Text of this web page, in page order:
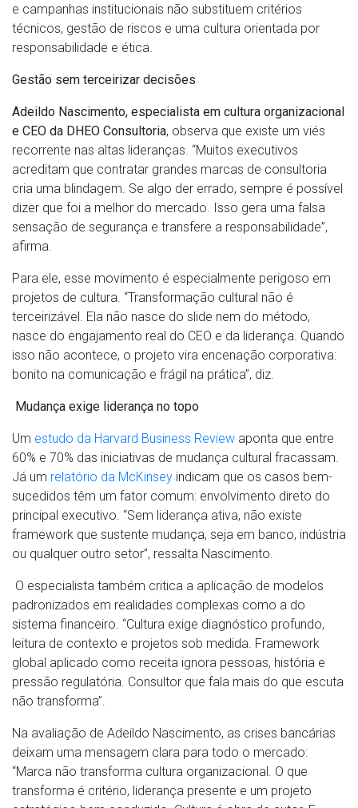
e campanhas institucionais não substituem critérios
técnicos, gestão de riscos e uma cultura orientada por
responsabilidade e ética.
Gestão sem terceirizar decisões
Adeildo Nascimento, especialista em cultura organizacional
e CEO da DHEO Consultoria, observa que existe um viés
recorrente nas altas lideranças. “Muitos executivos
acreditam que contratar grandes marcas de consultoria
cria uma blindagem. Se algo der errado, sempre é possível
dizer que foi a melhor do mercado. Isso gera uma falsa
sensação de segurança e transfere a responsabilidade”,
afirma.
Para ele, esse movimento é especialmente perigoso em
projetos de cultura. “Transformação cultural não é
terceirizável. Ela não nasce do slide nem do método,
nasce do engajamento real do CEO e da liderança. Quando
isso não acontece, o projeto vira encenação corporativa:
bonito na comunicação e frágil na prática”, diz.
Mudança exige liderança no topo
Um estudo da Harvard Business Review aponta que entre
60% e 70% das iniciativas de mudança cultural fracassam.
Já um relatório da McKinsey indicam que os casos bem-
sucedidos têm um fator comum: envolvimento direto do
principal executivo. “Sem liderança ativa, não existe
framework que sustente mudança, seja em banco, indústria
ou qualquer outro setor”, ressalta Nascimento.
O especialista também critica a aplicação de modelos
padronizados em realidades complexas como a do
sistema financeiro. “Cultura exige diagnóstico profundo,
leitura de contexto e projetos sob medida. Framework
global aplicado como receita ignora pessoas, história e
pressão regulatória. Consultor que fala mais do que escuta
não transforma”.
Na avaliação de Adeildo Nascimento, as crises bancárias
deixam uma mensagem clara para todo o mercado:
“Marca não transforma cultura organizacional. O que
transforma é critério, liderança presente e um projeto